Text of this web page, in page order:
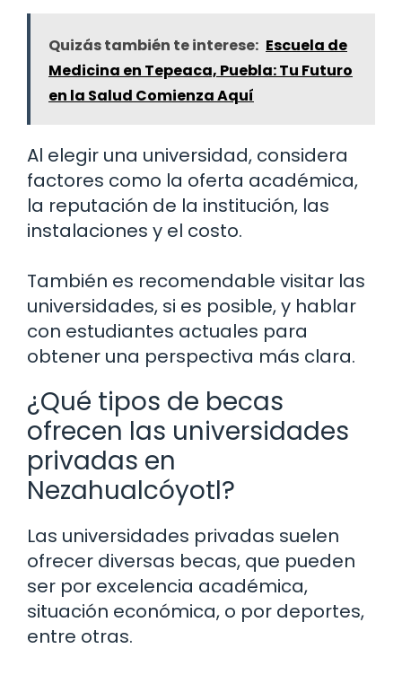
Quizás también te interese: Escuela de
Medicina en Tepeaca, Puebla: Tu Futuro
en la Salud Comienza Aquí
Al elegir una universidad, considera
factores como la oferta académica,
la reputación de la institución, las
instalaciones y el costo.
También es recomendable visitar las
universidades, si es posible, y hablar
con estudiantes actuales para
obtener una perspectiva más clara.
¿Qué tipos de becas
ofrecen las universidades
privadas en
Nezahualcóyotl?
Las universidades privadas suelen
ofrecer diversas becas, que pueden
ser por excelencia académica,
situación económica, o por deportes,
entre otras.